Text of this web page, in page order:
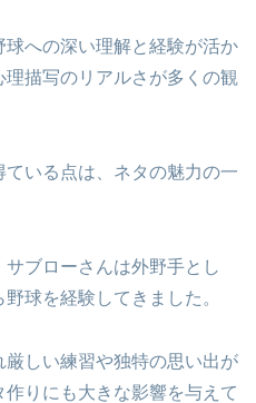
への深い理解と経験が活か
描写のリアルさが多くの観
いる点は、ネタの魅力の一
ブローさんは外野手とし
球を経験してきました。
しい練習や独特の思い出が
りにも大きな影響を与えて